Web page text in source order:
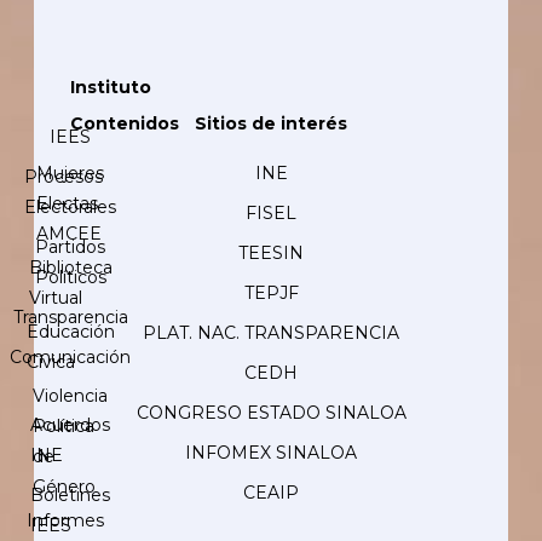
Instituto
IEES
Procesos
Electorales
Partidos
Políticos
Transparencia
Comunicación
Acuerdos
INE
Boletines
IEES
Contenidos
Mujeres
Electas
AMCEE
Biblioteca
Virtual
Educación
Cívica
Violencia
Política
de
Género
Informes
Sitios de interés
INE
FISEL
TEESIN
TEPJF
PLAT. NAC. TRANSPARENCIA
CEDH
CONGRESO ESTADO SINALOA
INFOMEX SINALOA
CEAIP